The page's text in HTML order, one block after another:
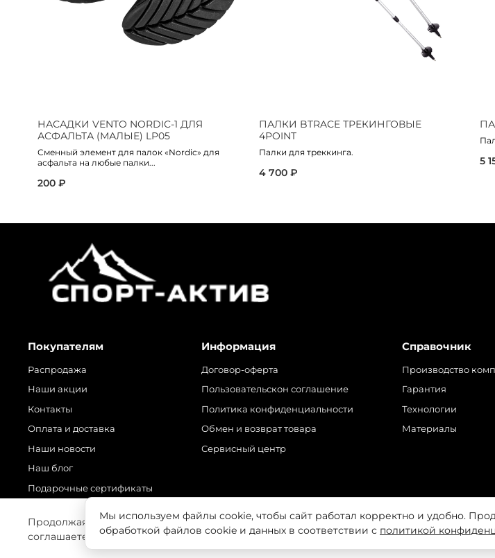
НАСАДКИ VENTO NORDIC-1 ДЛЯ
АСФАЛЬТА (МАЛЫЕ) LP05
Сменный элемент для палок «Nordic» для
асфальта на любые палки...
200 ₽
ПАЛКИ BTRACE ТРЕКИНГОВЫЕ
4POINT
Палки для треккинга.
4 700 ₽
5
Покупателям
Распродажа
Наши акции
Контакты
Оплата и доставка
Наши новости
Наш блог
Подарочные сертификаты
Информация
Договор-оферта
Пользовательскон соглашение
Политика конфиденциальности
Обмен и возврат товара
Сервисный центр
Справочник
Производство
Гарантия
Технологии
Материалы
© 2025 Любое использование контента без письменного разрешения запрещено
Продолжая использовать наш сайт, вы даете согласие на обработку файлов cookie,
соглашаетесь с нашейПолитикой безопасности
Мы используем файлы cookie, чтобы сайт работал корректно и удобно.
обработкой файлов cookie и данных в соответствии с политикой